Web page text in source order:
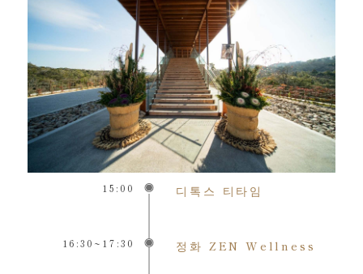
15:00 디톡스 티타임
16:30~17:30 정화 ZEN Wellness